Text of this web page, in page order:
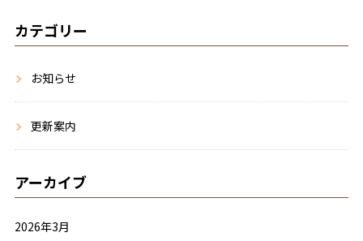
カテゴリー
お知らせ
更新案内
アーカイブ
2026年3月